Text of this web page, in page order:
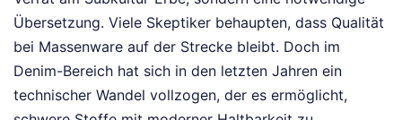
Übersetzung. Viele Skeptiker behaupten, dass Qualität
bei Massenware auf der Strecke bleibt. Doch im
Denim-Bereich hat sich in den letzten Jahren ein
technischer Wandel vollzogen, der es ermöglicht,